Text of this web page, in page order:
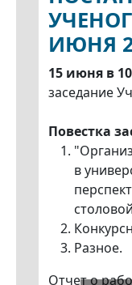
ИЮНЯ
15 июня в
заседание
Повестка
в
Разное.
Отчет о